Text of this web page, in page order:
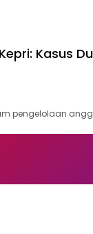
Kasus
pengelolaan